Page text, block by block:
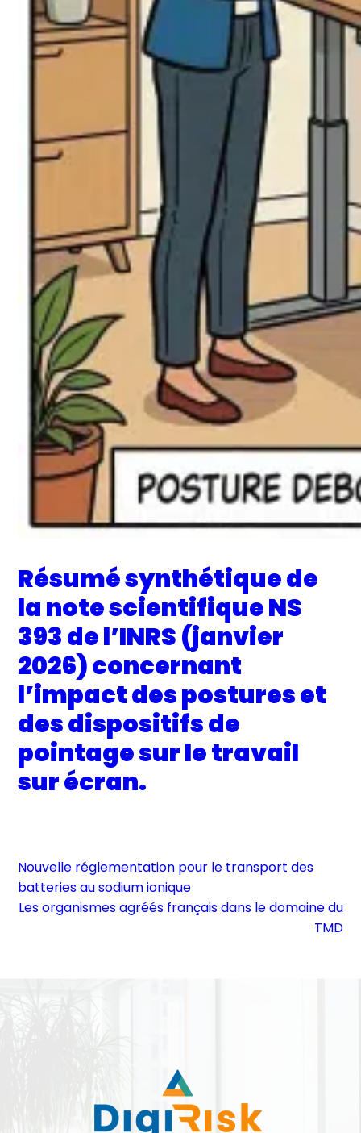
Résumé synthétique de
la note scientifique NS
393 de l’INRS (janvier
2026) concernant
l’impact des postures et
des dispositifs de
pointage sur le travail
sur écran.
Nouvelle réglementation pour le transport des
batteries au sodium ionique
Les organismes agréés français dans le domaine du
TMD